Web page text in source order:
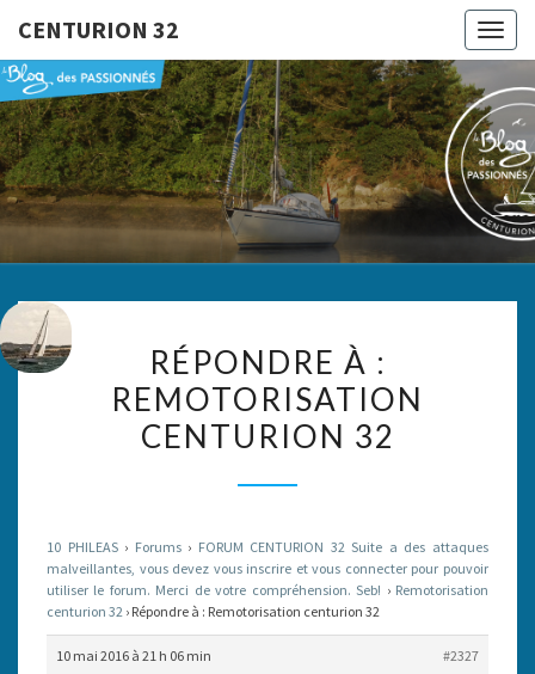
CENTURION 32
32
Le Blog
Des
Passionnés
À :
REMOTORISATION
CENTURION
RÉPONDRE À :
REMOTORISATION
CENTURION 32
10 PHILEAS › Forums › FORUM CENTURION 32 Suite a des attaques
malveillantes, vous devez vous inscrire et vous connecter pour pouvoir
utiliser le forum. Merci de votre compréhension. Seb! › Remotorisation
centurion 32 › Répondre à : Remotorisation centurion 32
10 mai 2016 à 21 h 06 min
#2327